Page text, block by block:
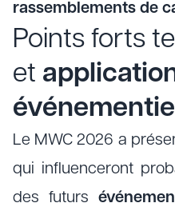
rassemblements de
Points forts
et
Le MWC 2026 a
qui influenceront
des futurs